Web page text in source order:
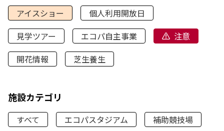
アイスショー
個人利用開放日
見学ツアー
エコパ自主事業
注意
開花情報
芝生養生
施設カテゴリ
すべて エコパスタジアム
補助競技場